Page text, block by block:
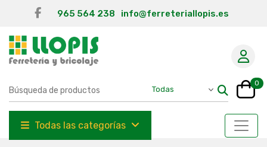
965 564 238 info@ferreteriallopis.es
0
Todas las categorías